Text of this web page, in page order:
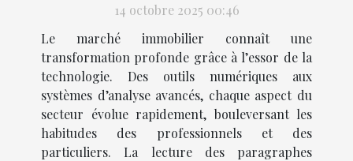
14 octobre 2025 00:46
Le marché immobilier connaît une
transformation profonde grâce à l’essor de la
technologie. Des outils numériques aux
systèmes d’analyse avancés, chaque aspect du
secteur évolue rapidement, bouleversant les
habitudes des professionnels et des
particuliers. La lecture des paragraphes